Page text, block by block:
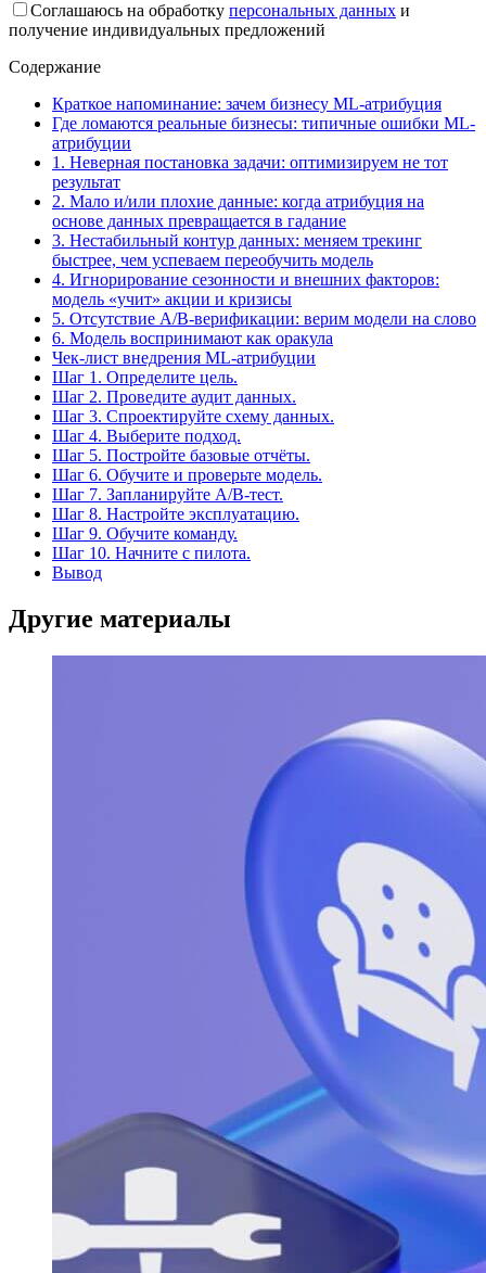
Соглашаюсь на обработку персональных данных и
получение индивидуальных предложений
Содержание
Краткое напоминание: зачем бизнесу ML-атрибуция
Где ломаются реальные бизнесы: типичные ошибки ML-
атрибуции
1. Неверная постановка задачи: оптимизируем не тот
результат
2. Мало и/или плохие данные: когда атрибуция на
основе данных превращается в гадание
3. Нестабильный контур данных: меняем трекинг
быстрее, чем успеваем переобучить модель
4. Игнорирование сезонности и внешних факторов:
модель «учит» акции и кризисы
5. Отсутствие A/B-верификации: верим модели на слово
6. Модель воспринимают как оракула
Чек-лист внедрения ML-атрибуции
Шаг 1. Определите цель.
Шаг 2. Проведите аудит данных.
Шаг 3. Спроектируйте схему данных.
Шаг 4. Выберите подход.
Шаг 5. Постройте базовые отчёты.
Шаг 6. Обучите и проверьте модель.
Шаг 7. Запланируйте A/B-тест.
Шаг 8. Настройте эксплуатацию.
Шаг 9. Обучите команду.
Шаг 10. Начните с пилота.
Вывод
Другие материалы